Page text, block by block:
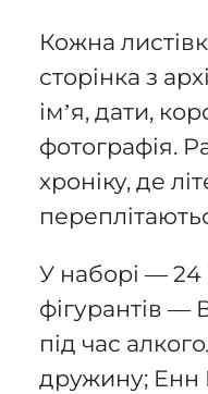
Кожна
сторінка з
ім’я, дати,
фотографія.
хроніку, де
У наборі — 24
фігурантів —
під час
дружину; Енн